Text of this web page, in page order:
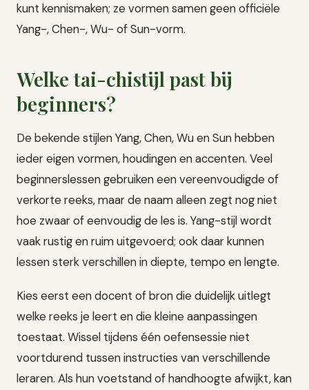
kunt kennismaken; ze vormen samen geen officiële
Yang-, Chen-, Wu- of Sun-vorm.
Welke tai-chistijl past bij
beginners?
De bekende stijlen Yang, Chen, Wu en Sun hebben
ieder eigen vormen, houdingen en accenten. Veel
beginnerslessen gebruiken een vereenvoudigde of
verkorte reeks, maar de naam alleen zegt nog niet
hoe zwaar of eenvoudig de les is. Yang-stijl wordt
vaak rustig en ruim uitgevoerd; ook daar kunnen
lessen sterk verschillen in diepte, tempo en lengte.
Kies eerst een docent of bron die duidelijk uitlegt
welke reeks je leert en die kleine aanpassingen
toestaat. Wissel tijdens één oefensessie niet
voortdurend tussen instructies van verschillende
leraren. Als hun voetstand of handhoogte afwijkt, kan